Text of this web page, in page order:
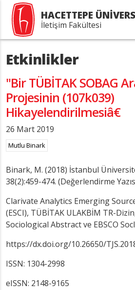
HACETTEPE
İletişim Fakültesi
Etkinlikler
"Bir TÜBİTAK SOBAG
Projesinin (107k039)
Hikayelendirilmesiâ€
26 Mart 2019
Mutlu Binark
Binark, M. (2018) İstanbul
38(2):459-474. (Değerlendirme
Clarivate Analytics Emerging
(ESCI), TÜBİTAK ULAKBİM TR-
Sociological Abstract ve EBSCO
https://dx.doi.org/10.26650/
ISSN: 1304-2998
eISSN: 2148-9165